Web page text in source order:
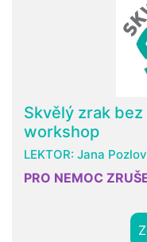
Skvělý zrak
workshop
LEKTOR: Jana
PRO NEMOC